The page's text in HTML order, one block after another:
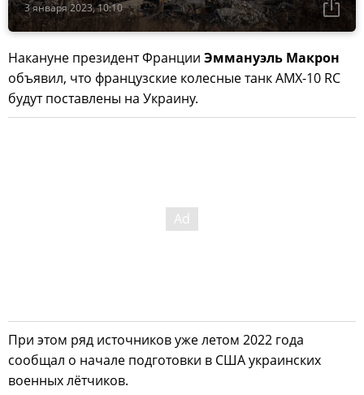
3 января 2023, 10:10
Накануне президент Франции Эммануэль Макрон
объявил, что французские колесные танк AMX-10 RC
будут поставлены на Украину.
При этом ряд источников уже летом 2022 года
сообщал о начале подготовки в США украинских
военных лётчиков.